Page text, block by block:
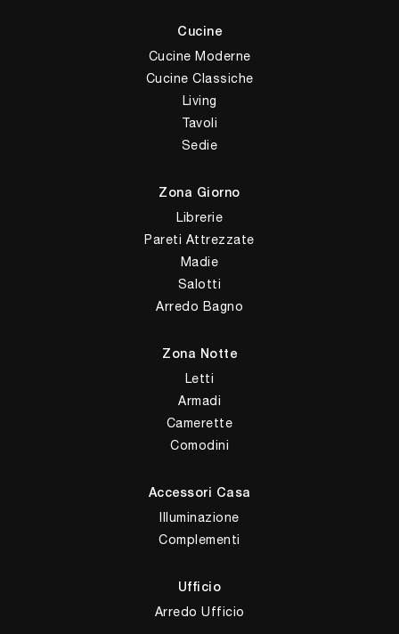
Cucine
Cucine Moderne
Cucine Classiche
Living
Tavoli
Sedie
Zona Giorno
Librerie
Pareti Attrezzate
Madie
Salotti
Arredo Bagno
Zona Notte
Letti
Armadi
Camerette
Comodini
Accessori Casa
Illuminazione
Complementi
Ufficio
Arredo Ufficio